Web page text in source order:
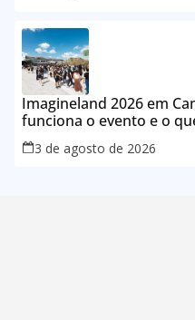
Imagineland 2026 em
funciona o evento e o
3 de agosto de 2026